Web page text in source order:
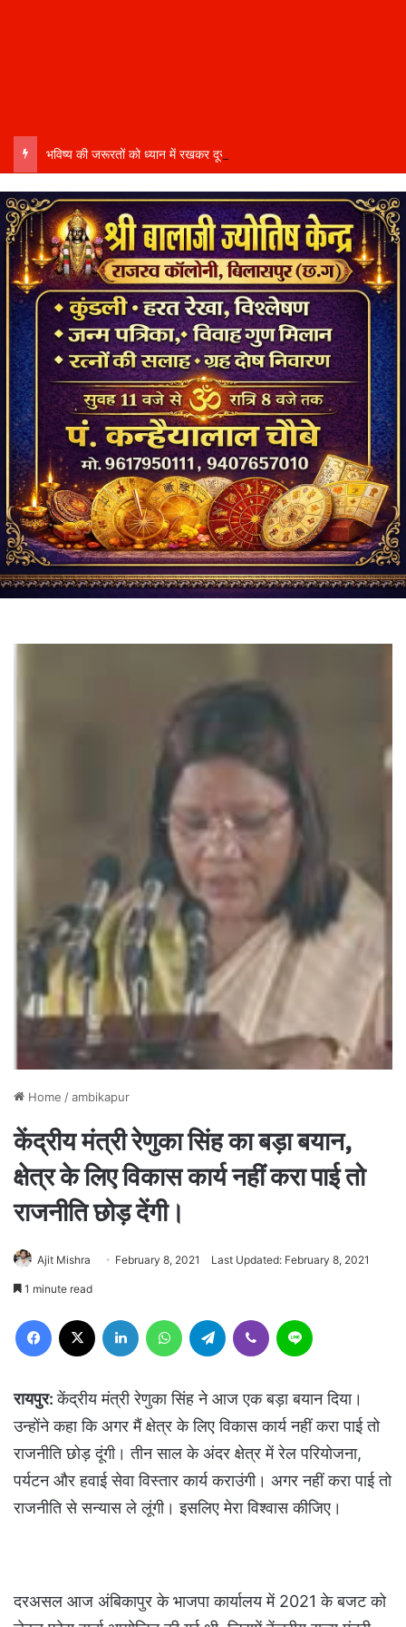
Home /ambikapur
केंद्रीय मंत्री रेणुका सिंह का बड़ा बयान,
क्षेत्र के लिए विकास कार्य नहीं करा पाई तो
राजनीति छोड़ देंगी।
Ajit Mishra February 8, 2021 Last Updated: February 8, 2021
1 minute read
Facebook LinkedIn WhatsAppTelegram Viber
रायपुर:केंद्रीय मंत्री रेणुका सिंह ने आज एक बड़ा बयान दिया।
उन्होंने कहा कि अगर मैं क्षेत्र के लिए विकास कार्य नहीं करा पाई तो
राजनीति छोड़ दूंगी। तीन साल के अंदर क्षेत्र में रेल परियोजना,
पर्यटन और हवाई सेवा विस्तार कार्य कराउंगी। अगर नहीं करा पाई तो
राजनीति से सन्यास ले लूंगी। इसलिए मेरा विश्वास कीजिए।
दरअसल आज अंबिकापुर के भाजपा कार्यालय में 2021 के बजट को